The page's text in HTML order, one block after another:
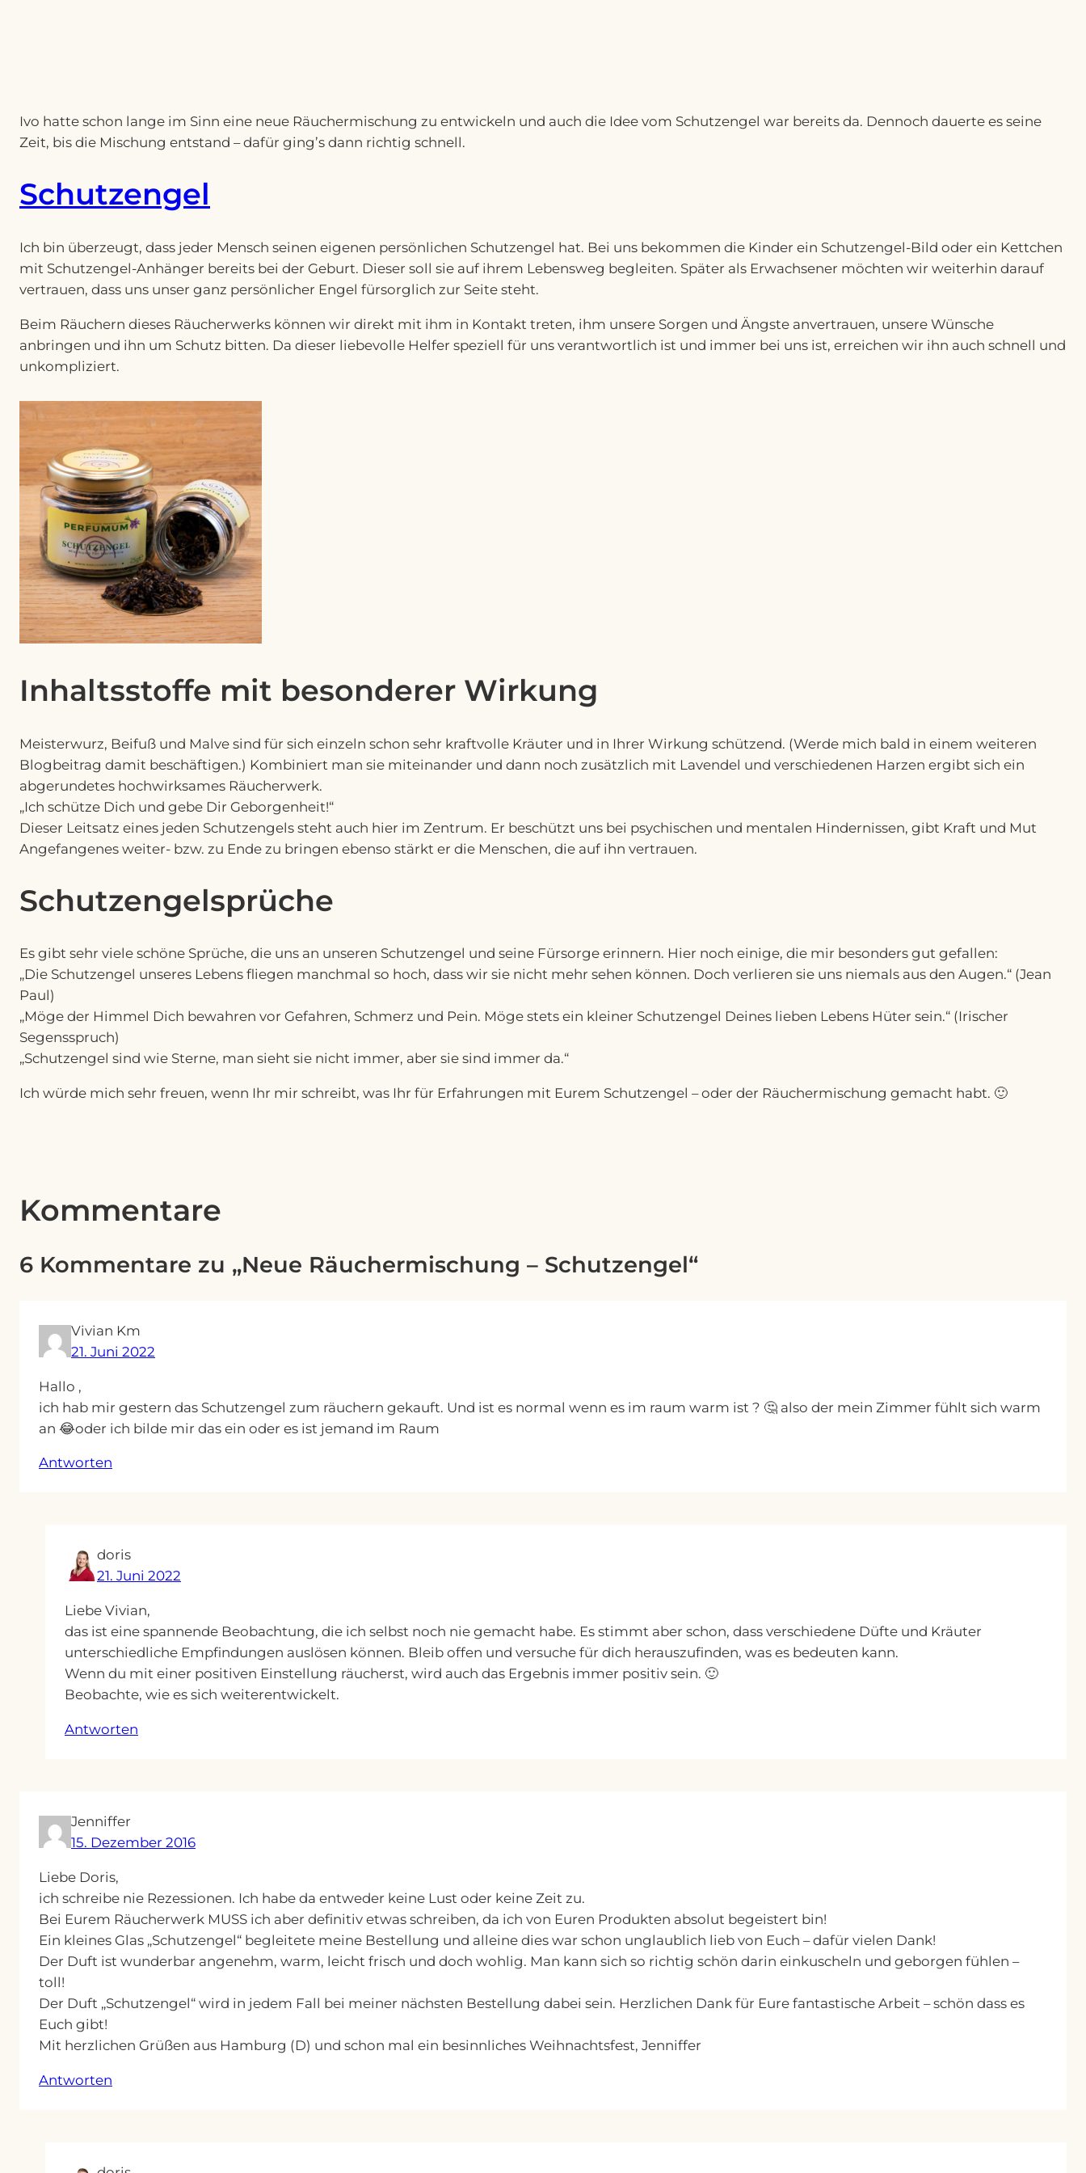
Ivo hatte schon lange im Sinn eine neue Räuchermischung zu entwickeln und auch die Idee vom Schutzengel war bereits da. Dennoch dauerte es seine
Zeit, bis die Mischung entstand – dafür ging’s dann richtig schnell.
Schutzengel
Ich bin überzeugt, dass jeder Mensch seinen eigenen persönlichen Schutzengel hat. Bei uns bekommen die Kinder ein Schutzengel-Bild oder ein Kettchen
mit Schutzengel-Anhänger bereits bei der Geburt. Dieser soll sie auf ihrem Lebensweg begleiten. Später als Erwachsener möchten wir weiterhin darauf
vertrauen, dass uns unser ganz persönlicher Engel fürsorglich zur Seite steht.
Beim Räuchern dieses Räucherwerks können wir direkt mit ihm in Kontakt treten, ihm unsere Sorgen und Ängste anvertrauen, unsere Wünsche
anbringen und ihn um Schutz bitten. Da dieser liebevolle Helfer speziell für uns verantwortlich ist und immer bei uns ist, erreichen wir ihn auch schnell und
unkompliziert.
Inhaltsstoffe mit besonderer Wirkung
Meisterwurz, Beifuß und Malve sind für sich einzeln schon sehr kraftvolle Kräuter und in Ihrer Wirkung schützend. (Werde mich bald in einem weiteren
Blogbeitrag damit beschäftigen.) Kombiniert man sie miteinander und dann noch zusätzlich mit Lavendel und verschiedenen Harzen ergibt sich ein
abgerundetes hochwirksames Räucherwerk.
„Ich schütze Dich und gebe Dir Geborgenheit!“
Dieser Leitsatz eines jeden Schutzengels steht auch hier im Zentrum. Er beschützt uns bei psychischen und mentalen Hindernissen, gibt Kraft und Mut
Angefangenes weiter- bzw. zu Ende zu bringen ebenso stärkt er die Menschen, die auf ihn vertrauen.
Schutzengelsprüche
Es gibt sehr viele schöne Sprüche, die uns an unseren Schutzengel und seine Fürsorge erinnern. Hier noch einige, die mir besonders gut gefallen:
„Die Schutzengel unseres Lebens fliegen manchmal so hoch, dass wir sie nicht mehr sehen können. Doch verlieren sie uns niemals aus den Augen.“ (Jean
Paul)
„Möge der Himmel Dich bewahren vor Gefahren, Schmerz und Pein. Möge stets ein kleiner Schutzengel Deines lieben Lebens Hüter sein.“ (Irischer
Segensspruch)
„Schutzengel sind wie Sterne, man sieht sie nicht immer, aber sie sind immer da.“
Ich würde mich sehr freuen, wenn Ihr mir schreibt, was Ihr für Erfahrungen mit Eurem Schutzengel – oder der Räuchermischung gemacht habt. 🙂
Kommentare
6 Kommentare zu „Neue Räuchermischung – Schutzengel“
Vivian Km
21. Juni 2022
Hallo ,
ich hab mir gestern das Schutzengel zum räuchern gekauft. Und ist es normal wenn es im raum warm ist ? 🤔 also der mein Zimmer fühlt sich warm
an 😂oder ich bilde mir das ein oder es ist jemand im Raum
Antworten
doris
21. Juni 2022
Liebe Vivian,
das ist eine spannende Beobachtung, die ich selbst noch nie gemacht habe. Es stimmt aber schon, dass verschiedene Düfte und Kräuter
unterschiedliche Empfindungen auslösen können. Bleib offen und versuche für dich herauszufinden, was es bedeuten kann.
Wenn du mit einer positiven Einstellung räucherst, wird auch das Ergebnis immer positiv sein. 🙂
Beobachte, wie es sich weiterentwickelt.
Antworten
Jenniffer
15. Dezember 2016
Liebe Doris,
ich schreibe nie Rezessionen. Ich habe da entweder keine Lust oder keine Zeit zu.
Bei Eurem Räucherwerk MUSS ich aber definitiv etwas schreiben, da ich von Euren Produkten absolut begeistert bin!
Ein kleines Glas „Schutzengel“ begleitete meine Bestellung und alleine dies war schon unglaublich lieb von Euch – dafür vielen Dank!
Der Duft ist wunderbar angenehm, warm, leicht frisch und doch wohlig. Man kann sich so richtig schön darin einkuscheln und geborgen fühlen –
toll!
Der Duft „Schutzengel“ wird in jedem Fall bei meiner nächsten Bestellung dabei sein. Herzlichen Dank für Eure fantastische Arbeit – schön dass es
Euch gibt!
Mit herzlichen Grüßen aus Hamburg (D) und schon mal ein besinnliches Weihnachtsfest, Jenniffer
Antworten